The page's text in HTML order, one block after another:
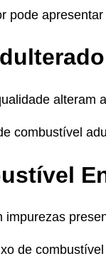
pode
alteram
combustível
de